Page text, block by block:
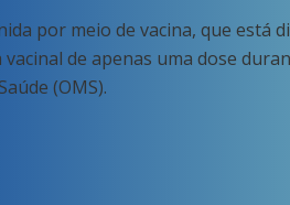
por meio de vacina, que está
de apenas uma dose
(OMS).